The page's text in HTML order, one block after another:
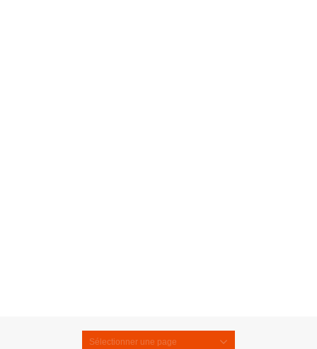
Sélectionner une page